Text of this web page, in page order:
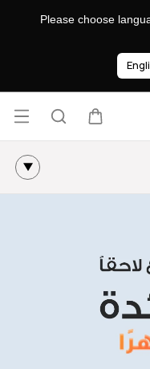
Please choose
عربةالبحثفتح